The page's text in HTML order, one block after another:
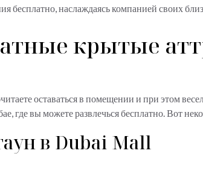
бесплатно, наслаждаясь компанией своих
крытые
оставаться в помещении и при этом
где вы можете развлечься бесплатно. Вот
в Dubai Mall